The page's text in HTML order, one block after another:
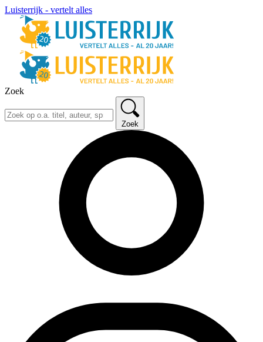
Luisterrijk - vertelt alles
Zoek
Zoek